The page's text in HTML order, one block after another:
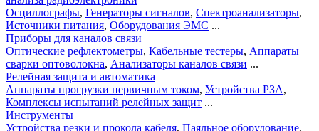
Осциллографы, Генераторы сигналов, Спектроанализаторы,
Источники питания, Оборудования ЭМС ...
Приборы для каналов связи
Оптические рефлектометры, Кабельные тестеры, Аппараты
сварки оптоволокна, Анализаторы каналов связи ...
Релейная защита и автоматика
Аппараты прогрузки первичным током, Устройства РЗА,
Комплексы испытаний релейных защит ...
Инструменты
Устройства резки и прокола кабеля, Паяльное оборудование,